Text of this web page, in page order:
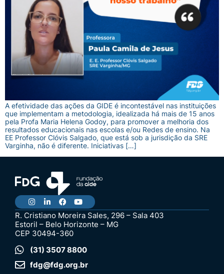
A efetividade das ações da GIDE é incontestável nas instituições
que implementam a metodologia, idealizada há mais de 15 anos
pela Profa Maria Helena Godoy, para promover a melhoria dos
resultados educacionais nas escolas e/ou Redes de ensino. Na
EE Professor Clóvis Salgado, que está sob a jurisdição da SRE
Varginha, não é diferente. Iniciativas […]
R. Cristiano Moreira Sales, 296 – Sala 403
Estoril – Belo Horizonte – MG
CEP 30494-360
(31) 3507 8800
fdg@fdg.org.br